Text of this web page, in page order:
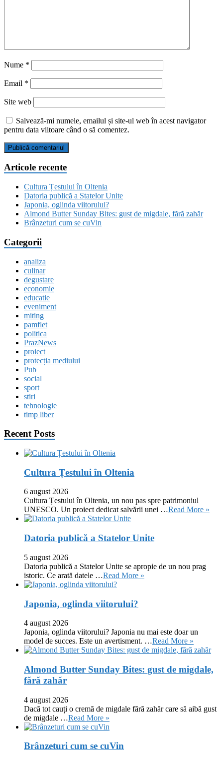
Nume *
Email *
Site web
Salvează-mi numele, emailul și site-ul web în acest navigator
pentru data viitoare când o să comentez.
Articole recente
Cultura Țestului în Oltenia
Datoria publică a Statelor Unite
Japonia, oglinda viitorului?
Almond Butter Sunday Bites: gust de migdale, fără zahăr
Brânzeturi cum se cuVin
Categorii
analiza
culinar
degustare
economie
educatie
eveniment
miting
pamflet
politica
PrazNews
proiect
protecția mediului
Pub
social
sport
stiri
tehnologie
timp liber
Recent Posts
Cultura Țestului în Oltenia
6 august 2026
Cultura Țestului în Oltenia, un nou pas spre patrimoniul
UNESCO. Un proiect dedicat salvării unei …Read More »
Datoria publică a Statelor Unite
5 august 2026
Datoria publică a Statelor Unite se apropie de un nou prag
istoric. Ce arată datele …Read More »
Japonia, oglinda viitorului?
4 august 2026
Japonia, oglinda viitorului? Japonia nu mai este doar un
model de succes. Este un avertisment. …Read More »
Almond Butter Sunday Bites: gust de migdale,
fără zahăr
4 august 2026
Dacă tot cauți o cremă de migdale fără zahăr care să aibă gust
de migdale …Read More »
Brânzeturi cum se cuVin